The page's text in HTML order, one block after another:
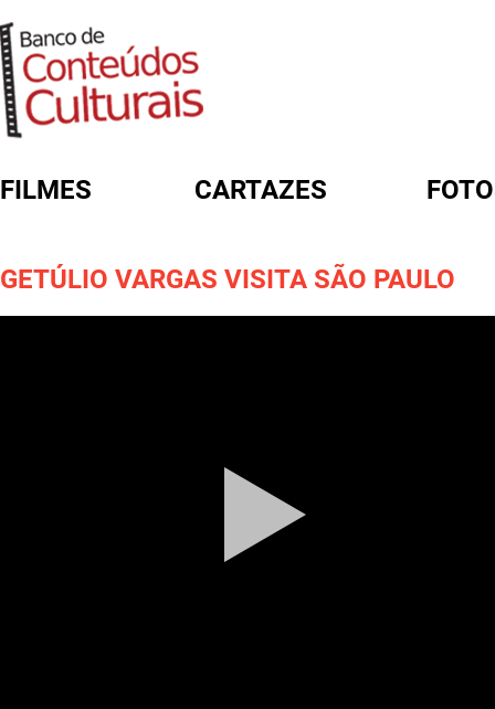
FILMES CARTAZES
GETÚLIO VARGAS VISITA SÃO PAULO
FORMULÁRIO DE BUSCA